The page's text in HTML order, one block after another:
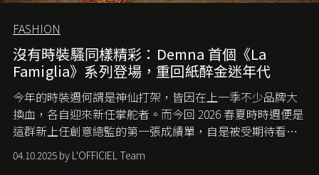
FASHION
沒有時裝騷同樣精彩：Demna 首個《La
Famiglia》系列登場，重回紙醉金迷年代
今年的時裝週何謂是神仙打架，皆因在上一季不少品牌大
換血，各自迎來新任掌舵者。而今回 2026 春夏時時週便是
這群新上任創意總監的第一張成績單，自是被受期待看他
們如何各顯神通。意大利老牌 Gucci 在過去幾個季度業績
難已救回，開雲集團任命成功曾翻轉 Balenciaga 的愛將
04.10.2025 by L'OFFICIEL Team